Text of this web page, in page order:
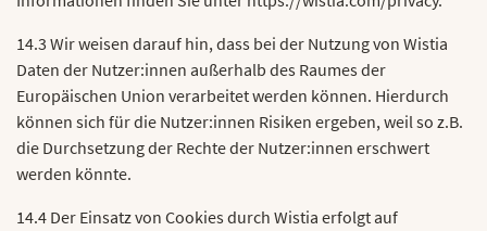
14.3 Wir weisen darauf hin, dass bei der Nutzung von Wistia
Daten der Nutzer:innen außerhalb des Raumes der
Europäischen Union verarbeitet werden können. Hierdurch
können sich für die Nutzer:innen Risiken ergeben, weil so z.B.
die Durchsetzung der Rechte der Nutzer:innen erschwert
werden könnte.
14.4 Der Einsatz von Cookies durch Wistia erfolgt auf